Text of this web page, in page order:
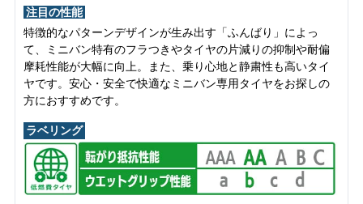
注目の性能
特徴的なパターンデザインが生み出す「ふんばり」によっ
て、ミニバン特有のフラつきやタイヤの片減りの抑制や耐偏
摩耗性能が大幅に向上。また、乗り心地と静粛性も高いタイ
ヤです。安心・安全で快適なミニバン専用タイヤをお探しの
方におすすめです。
ラベリング